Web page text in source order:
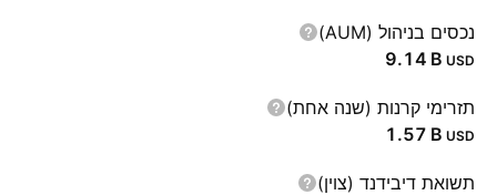
נכסים בניהול (AUM)
‪9.14 B‬ USD
תזרימי קרנות (שנה אחת)
‪1.57 B‬ USD
תשואת דיבידנד (צוין)